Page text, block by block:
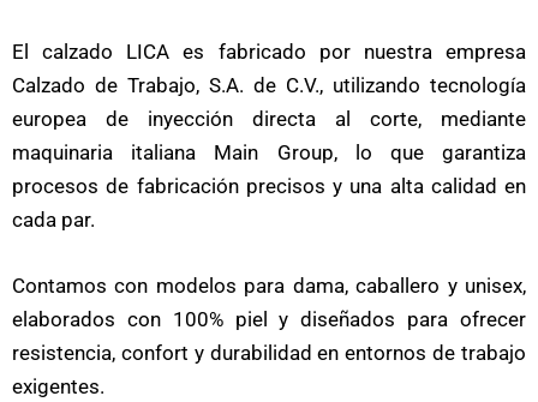
El calzado LICA es fabricado por nuestra empresa
Calzado de Trabajo, S.A. de C.V., utilizando tecnología
europea de inyección directa al corte, mediante
maquinaria italiana Main Group, lo que garantiza
procesos de fabricación precisos y una alta calidad en
cada par.
Contamos con modelos para dama, caballero y unisex,
elaborados con 100% piel y diseñados para ofrecer
resistencia, confort y durabilidad en entornos de trabajo
exigentes.